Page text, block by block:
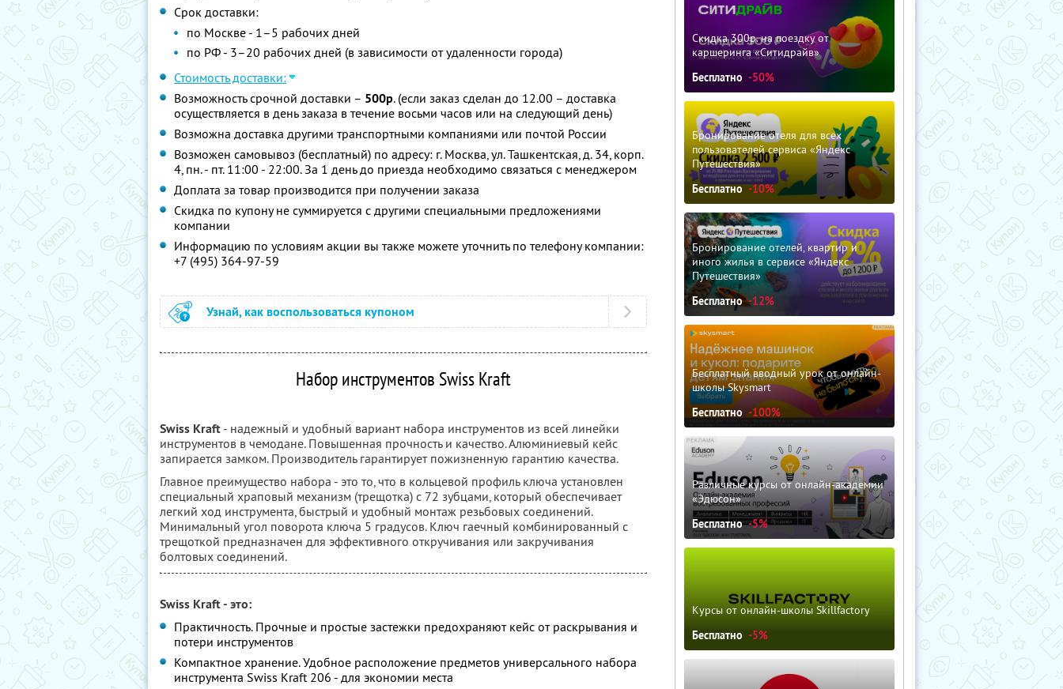
Срок доставки:
по Москве - 1–5 рабочих дней
по РФ - 3–20 рабочих дней (в зависимости от удаленности города)
Стоимость доставки:
Возможность срочной доставки – 500р. (если заказ сделан до 12.00 – доставка
осуществляется в день заказа в течение восьми часов или на следующий день)
Возможна доставка другими транспортными компаниями или почтой России
Возможен самовывоз (бесплатный) по адресу: г. Москва, ул. Ташкентская, д. 34, корп.
4, пн. - пт. 11:00 - 22:00. За 1 день до приезда необходимо связаться с менеджером
Доплата за товар производится при получении заказа
Скидка по купону не суммируется с другими специальными предложениями
компании
Информацию по условиям акции вы также можете уточнить по телефону компании:
+7 (495) 364-97-59
Узнай, как воспользоваться купоном
Набор инструментов Swiss Kraft
Swiss Kraft - надежный и удобный вариант набора инструментов из всей линейки
инструментов в чемодане. Повышенная прочность и качество. Алюминиевый кейс
запирается замком. Производитель гарантирует пожизненную гарантию качества.
Главное преимущество набора - это то, что в кольцевой профиль ключа установлен
специальный храповый механизм (трещотка) с 72 зубцами, который обеспечивает
легкий ход инструмента, быстрый и удобный монтаж резьбовых соединений.
Минимальный угол поворота ключа 5 градусов. Ключ гаечный комбинированный с
трещоткой предназначен для эффективного откручивания или закручивания
болтовых соединений.
Swiss Kraft - это:
Практичность. Прочные и простые застежки предохраняют кейс от раскрывания и
потери инструментов
Компактное хранение. Удобное расположение предметов универсального набора
инструмента Swiss Kraft 206 - для экономии места
Скидка 300р. на поездку от
каршеринга «Ситидрайв»
Бесплатно -50%
Бронирование отеля для всех
пользователей сервиса «Яндекс
Путешествия»
Бесплатно -10%
Бронирование отелей, квартир и
иного жилья в сервисе «Яндекс
Путешествия»
Бесплатно -12%
Бесплатный вводный урок от онлайн-
школы Skysmart
Бесплатно -100%
Различные курсы от онлайн-академии
«Эдюсон»
Бесплатно -5%
Курсы от онлайн-школы Skillfactory
Бесплатно -5%